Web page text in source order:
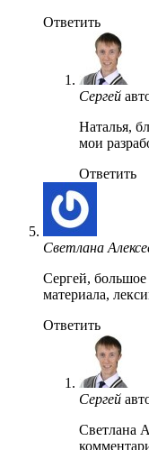
Ответить
Сергей
Наталья,
мои
Ответить
Светлана
Сергей, большое
материала,
Ответить
Сергей
Светлана